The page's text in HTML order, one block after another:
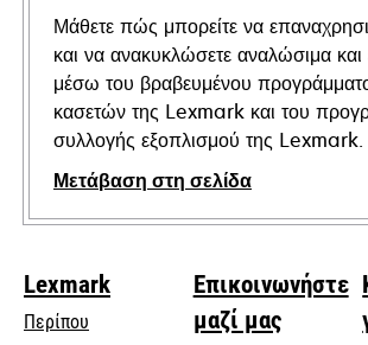
Μάθετε πώς μπορείτε να
και να ανακυκλώσετε αναλώσιμα
μέσω του βραβευμένου
κασετών της Lexmark και του
συλλογής εξοπλισμού της Lexmark.
Μετάβαση στη σελίδα
Lexmark
Περίπου
Επικοινωνήστε
μαζί μας